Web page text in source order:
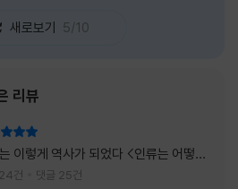
과정에서 나오미가 다치게 되자, 고스케는
책임을 지고 형사직에서 물러난다. 하지만
다. 그렇게 끝난 4권 이후, 나는 5권
출간되기만을 기다렸다. 형사가 아닌 호텔리
된 닛타 고스케의 모습이 무척 궁금했기
다. 그동안 호텔에서 잠복 수사를 하며
픈 호텔리어의 가면을 쓰고 있었다면, 이제
면
새로보기 5/10
리뷰
렇게 역사가 되었다 <인류는 어떻게
되었나>
건 댓글 25건